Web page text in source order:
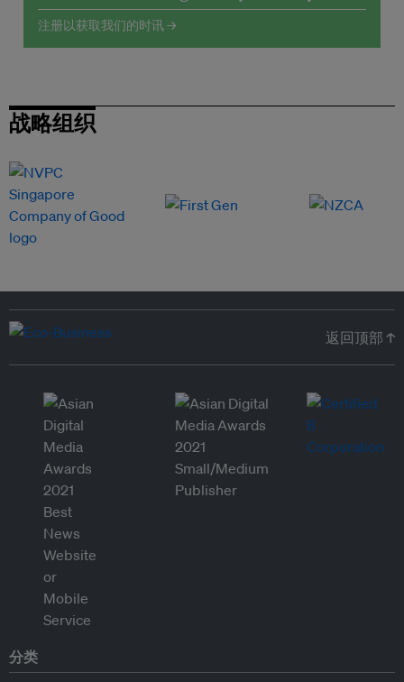
注册以获取我们的时讯 →
战略组织
返回顶部 ↑
分类